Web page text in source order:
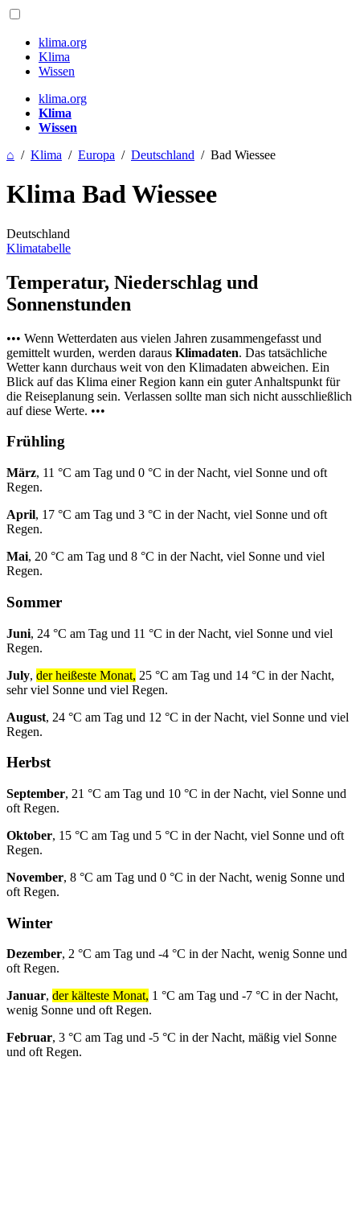
klima.org
Klima
Wissen
klima.org
Klima
Wissen
⌂ / Klima / Europa / Deutschland / Bad Wiessee
Klima Bad Wiessee
Deutschland
Klimatabelle
Temperatur, Niederschlag und
Sonnenstunden
••• Wenn Wetterdaten aus vielen Jahren zusammengefasst und
gemittelt wurden, werden daraus Klimadaten. Das tatsächliche
Wetter kann durchaus weit von den Klimadaten abweichen. Ein
Blick auf das Klima einer Region kann ein guter Anhaltspunkt für
die Reiseplanung sein. Verlassen sollte man sich nicht ausschließlich
auf diese Werte. •••
Frühling
März, 11 °C am Tag und 0 °C in der Nacht, viel Sonne und oft
Regen.
April, 17 °C am Tag und 3 °C in der Nacht, viel Sonne und oft
Regen.
Mai, 20 °C am Tag und 8 °C in der Nacht, viel Sonne und viel
Regen.
Sommer
Juni, 24 °C am Tag und 11 °C in der Nacht, viel Sonne und viel
Regen.
July, der heißeste Monat, 25 °C am Tag und 14 °C in der Nacht,
sehr viel Sonne und viel Regen.
August, 24 °C am Tag und 12 °C in der Nacht, viel Sonne und viel
Regen.
Herbst
September, 21 °C am Tag und 10 °C in der Nacht, viel Sonne und
oft Regen.
Oktober, 15 °C am Tag und 5 °C in der Nacht, viel Sonne und oft
Regen.
November, 8 °C am Tag und 0 °C in der Nacht, wenig Sonne und
oft Regen.
Winter
Dezember, 2 °C am Tag und -4 °C in der Nacht, wenig Sonne und
oft Regen.
Januar, der kälteste Monat, 1 °C am Tag und -7 °C in der Nacht,
wenig Sonne und oft Regen.
Februar, 3 °C am Tag und -5 °C in der Nacht, mäßig viel Sonne
und oft Regen.